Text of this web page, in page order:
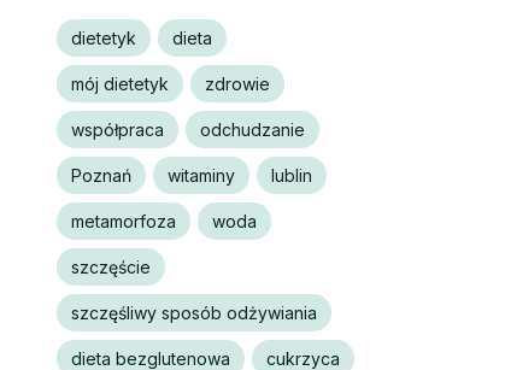
dietetyk dieta
mój dietetyk zdrowie
współpraca odchudzanie
Poznań witaminy lublin
metamorfoza woda
szczęście
szczęśliwy sposób odżywiania
dieta bezglutenowa cukrzyca